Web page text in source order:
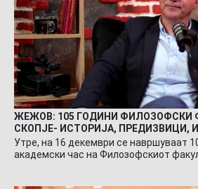
ЖЕЖОВ: 105 ГОДИНИ ФИЛОЗОФСКИ
СКОПЈЕ- ИСТОРИЈА, ПРЕДИЗВИЦИ,
Утре, на 16 декември се навршуваат
академски час на Филозофскиот